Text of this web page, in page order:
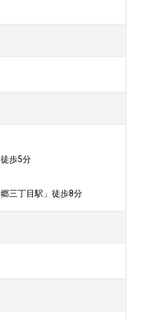
歩5分
三丁目駅」徒歩8分